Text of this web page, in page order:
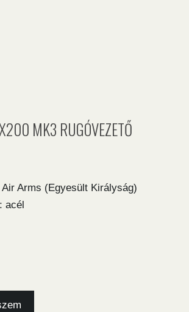
MK3 RUGÓVEZETŐ
Arms (Egyesült Királyság)
acél